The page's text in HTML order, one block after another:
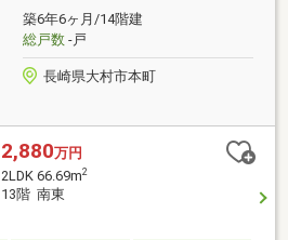
築6年6ヶ月/14階建
総戸数-戸
長崎県大村市本町
2,880万円
2LDK 66.69m2
13階 南東